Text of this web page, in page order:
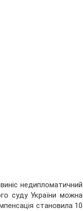
недипломатичний
суду України можна
становила 10